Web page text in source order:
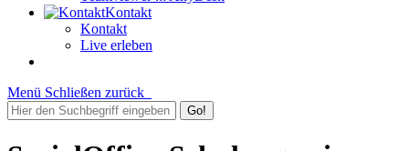
Kontakt
Kontakt
Live erleben
Menü Schließen zurück